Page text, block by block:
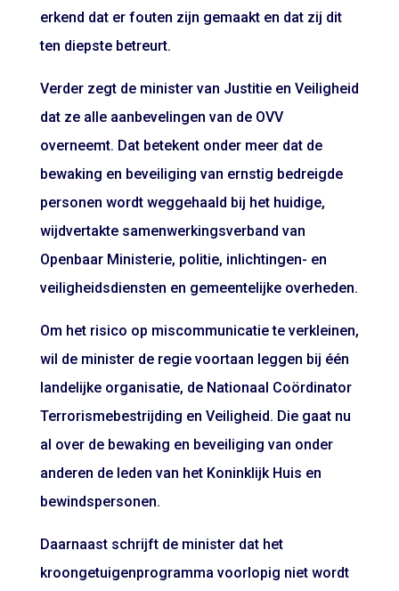
erkend dat er fouten zijn gemaakt en dat zij dit
ten diepste betreurt.
Verder zegt de minister van Justitie en Veiligheid
dat ze alle aanbevelingen van de OVV
overneemt. Dat betekent onder meer dat de
bewaking en beveiliging van ernstig bedreigde
personen wordt weggehaald bij het huidige,
wijdvertakte samenwerkingsverband van
Openbaar Ministerie, politie, inlichtingen- en
veiligheidsdiensten en gemeentelijke overheden.
Om het risico op miscommunicatie te verkleinen,
wil de minister de regie voortaan leggen bij één
landelijke organisatie, de Nationaal Coördinator
Terrorismebestrijding en Veiligheid. Die gaat nu
al over de bewaking en beveiliging van onder
anderen de leden van het Koninklijk Huis en
bewindspersonen.
Daarnaast schrijft de minister dat het
kroongetuigenprogramma voorlopig niet wordt